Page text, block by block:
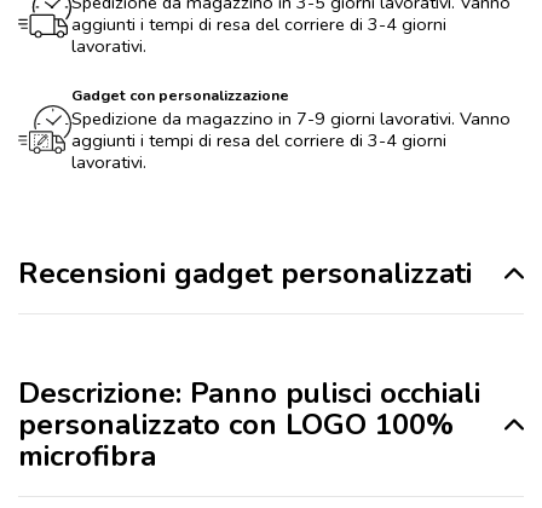
aggiunti i tempi di resa del corriere di 3-4 giorni
lavorativi.
Gadget con personalizzazione
Spedizione da magazzino in 7-9 giorni lavorativi. Vanno
aggiunti i tempi di resa del corriere di 3-4 giorni
lavorativi.
Recensioni gadget personalizzati
Descrizione: Panno pulisci occhiali
personalizzato con LOGO 100%
microfibra